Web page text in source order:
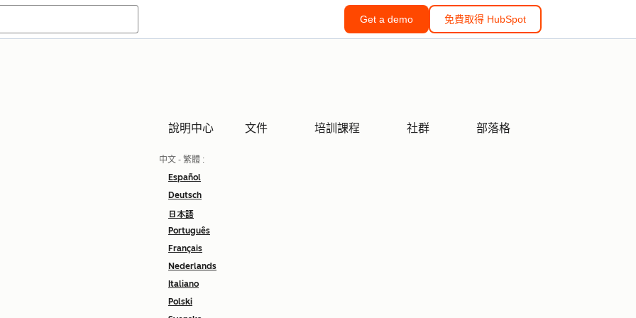
Get a demo 免費取得 HubSpot
說明中心 文件 培訓課程 社群 部落格
中文 - 繁體 :
Español
Deutsch
日本語
Português
Français
Nederlands
Italiano
Polski